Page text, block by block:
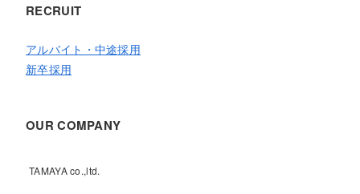
RECRUIT
アルバイト・中途採用
新卒採用
OUR COMPANY
TAMAYA co.,ltd.